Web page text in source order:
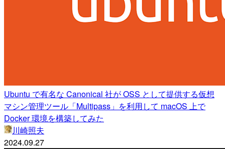
Ubuntu で有名な Canonical 社が OSS として提供する仮想
マシン管理ツール「Multipass」を利用して macOS 上で
Docker 環境を構築してみた
川崎照夫
2024.09.27